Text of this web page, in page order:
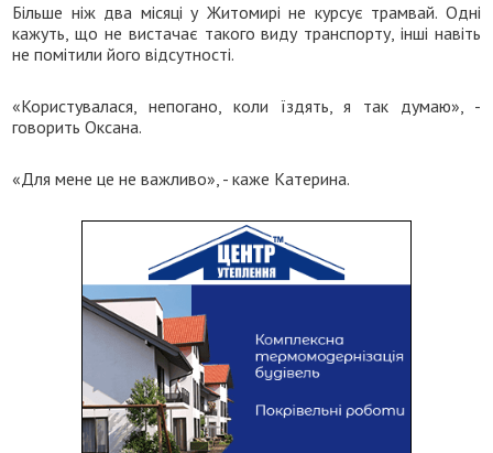
Більше ніж два місяці у Житомирі не курсує трамвай. Одні
кажуть, що не вистачає такого виду транспорту, інші навіть
не помітили його відсутності.
«Користувалася, непогано, коли їздять, я так думаю», -
говорить Оксана.
«Для мене це не важливо», - каже Катерина.